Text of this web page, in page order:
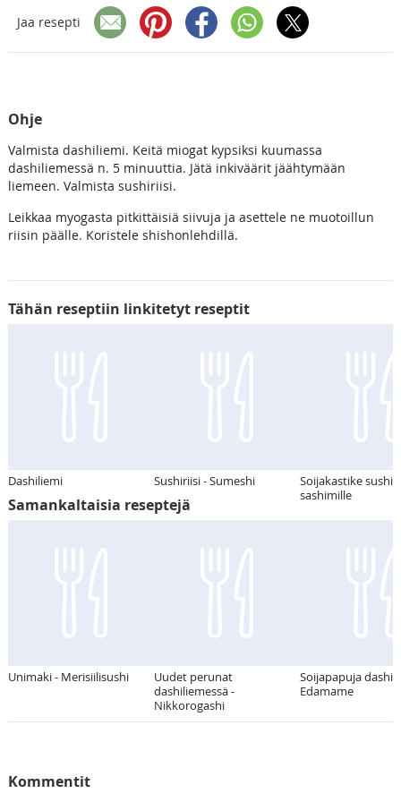
Jaa resepti
Ohje
Valmista dashiliemi. Keitä miogat kypsiksi kuumassa
dashiliemessä n. 5 minuuttia. Jätä inkiväärit jäähtymään
liemeen. Valmista sushiriisi.
Leikkaa myogasta pitkittäisiä siivuja ja asettele ne muotoillun
riisin päälle. Koristele shishonlehdillä.
Tähän reseptiin linkitetyt reseptit
Dashiliemi Sushiriisi - Sumeshi
Soijakastike
sashimille
Samankaltaisia reseptejä
Unimaki - Merisiilisushi
Uudet perunat
dashiliemessä -
Nikkorogashi
Soijapapuja
Edamame
Kommentit